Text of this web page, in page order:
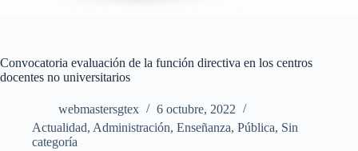
Convocatoria evaluación de la función directiva en los centros
docentes no universitarios
webmastersgtex
6 octubre, 2022
Actualidad, Administración, Enseñanza, Pública, Sin
categoría